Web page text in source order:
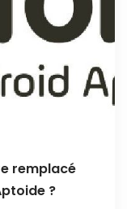
remplacé
?